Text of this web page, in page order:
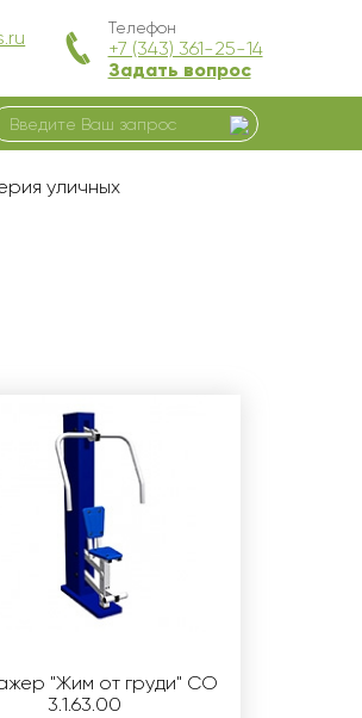
Телефон
+7 (343) 361-25-14
Задать вопрос
уличных
"Жим от груди" СО
3.1.63.00